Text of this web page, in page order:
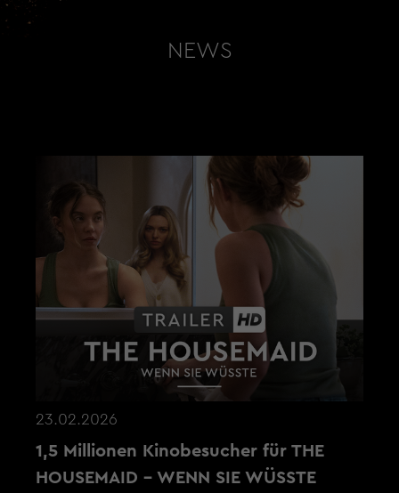
NEWS
23.02.2026
1,5 Millionen Kinobesucher für THE
HOUSEMAID - WENN SIE WÜSSTE